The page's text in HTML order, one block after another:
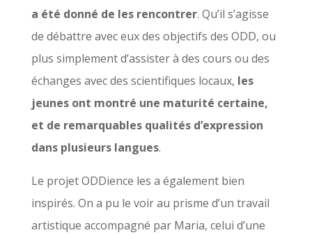
a été donné de les rencontrer. Qu’il s’agisse
de débattre avec eux des objectifs des ODD, ou
plus simplement d’assister à des cours ou des
échanges avec des scientifiques locaux, les
jeunes ont montré une maturité certaine,
et de remarquables qualités d’expression
dans plusieurs langues.
Le projet ODDience les a également bien
inspirés. On a pu le voir au prisme d’un travail
artistique accompagné par Maria, celui d’une